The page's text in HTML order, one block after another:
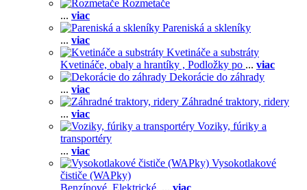
Rozmetače
... viac
Pareniská a skleníky
... viac
Kvetináče a substráty
Kvetináče, obaly a hrantíky , Podložky po ... viac
Dekorácie do záhrady
... viac
Záhradné traktory, ridery
... viac
Voziky, fúriky a
transportéry
... viac
Vysokotlakové
čističe (WAPky)
Benzínové, Elektrické, ... viac